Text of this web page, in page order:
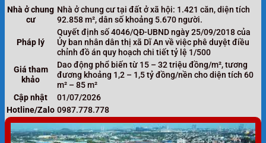
Nhà ở chung
cư
Nhà ở chung cư tại đất ở xã hội: 1.421 căn, diện tích
92.858 m², dân số khoảng 5.670 người.
Pháp lý
Quyết định số 4046/QĐ-UBND ngày 25/09/2018 của
Ủy ban nhân dân thị xã Dĩ An về việc phê duyệt điều
chỉnh đồ án quy hoạch chi tiết tỷ lệ 1/500
Giá tham
khảo
Dao động phổ biến từ 15 – 32 triệu đồng/m², tương
đương khoảng 1,2 – 1,5 tỷ đồng/nền cho diện tích 60
m² – 85 m²
Cập nhật
01/07/2026
Hotline/Zalo 0987.778.778